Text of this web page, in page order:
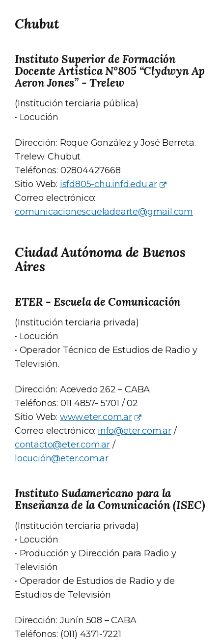
Chubut
Instituto Superior de Formación
Docente Artística N°805 “Clydwyn Ap
Aeron Jones” - Trelew
(Institución terciaria pública)
• Locución
Dirección: Roque González y José Berreta.
Trelew. Chubut
Teléfonos: 02804427668
Sitio Web: isfd805-chu.infd.edu.ar
Correo electrónico:
comunicacionescueladearte@gmail.com
Ciudad Autónoma de Buenos
Aires
ETER - Escuela de Comunicación
(Institución terciaria privada)
• Locución
• Operador Técnico de Estudios de Radio y
Televisión.
Dirección: Acevedo 262 – CABA
Teléfonos: 011 4857- 5701 / 02
Sitio Web: www.eter.com.ar
Correo electrónico: info@eter.com.ar/
contacto@eter.com.ar /
locución@eter.com.ar
Instituto Sudamericano para la
Enseñanza de la Comunicación (ISEC)
(Institución terciaria privada)
• Locución
• Producción y Dirección para Radio y
Televisión
• Operador de Estudios de Radio y de
Estudios de Televisión
Dirección: Junín 508 – CABA
Teléfonos: (011) 4371-7221